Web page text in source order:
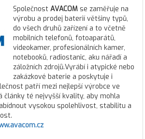
Společnost AVACOM se zaměřuje na
výrobu a prodej baterií většiny typů,
do všech druhů zařízení a to včetně
mobilních telefonů, fotoaparátů,
videokamer, profesionálních kamer,
notebooků, radiostanic, aku nářadí a
záložních zdrojů.Vyrábí i atypické nebo
zakázkové baterie a poskytuje i
patří mezi nejlepší výrobce ve
články té nejvyšší kvality, aby mohla
vysokou spolehlivost, stabilitu a